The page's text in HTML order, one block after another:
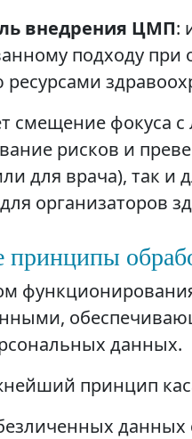
внедрения ЦМП:
подходу
смещение фокуса
рисков и
для врача), так и
организаторов
данных.
принцип